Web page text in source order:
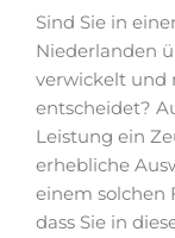
Sind Sie in
Niederlanden
verwickelt und
entscheidet?
Leistung ein
erhebliche
einem solchen
dass Sie in